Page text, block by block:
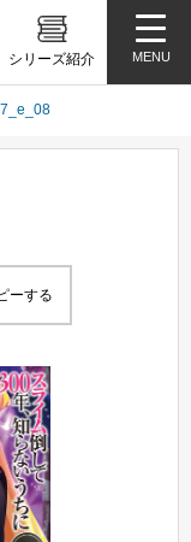
シリーズ紹介 MENU
ーする